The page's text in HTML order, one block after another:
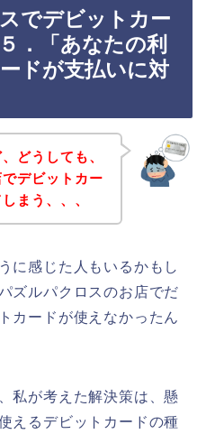
でデビットカー
．「あなたの利
ドが支払いに対
どうしても、
デビットカー
まう、、、
に感じた人もいるかもし
ズルパクロスのお店でだ
カードが使えなかったん
私が考えた解決策は、懸
えるデビットカードの種